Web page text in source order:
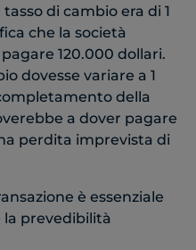
di cambio era di 1
che la società
120.000 dollari.
dovesse variare a 1
della
a dover pagare
perdita imprevista di
è essenziale
prevedibilità